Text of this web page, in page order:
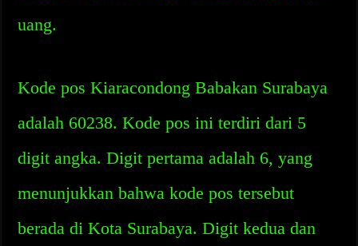
uang.
Kode pos Kiaracondong Babakan Surabaya
adalah 60238. Kode pos ini terdiri dari 5
digit angka. Digit pertama adalah 6, yang
menunjukkan bahwa kode pos tersebut
berada di Kota Surabaya. Digit kedua dan